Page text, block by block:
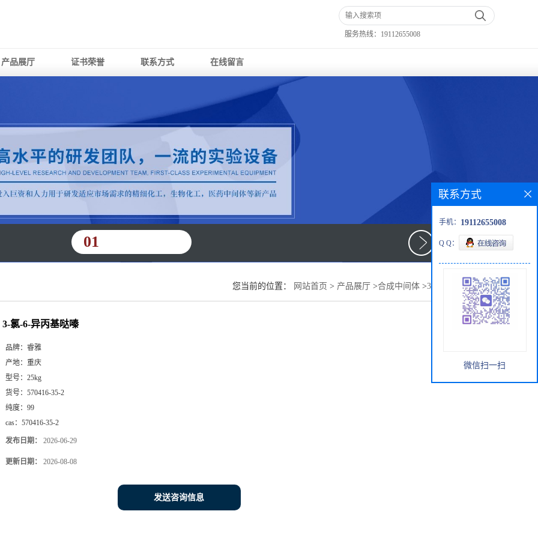
服务热线： 19112655008
产品展厅 证书荣誉 联系方式 在线留言
01
您当前的位置： 网站首页 > 产品展厅 >合成中间体 >3-氯-6-异丙基哒嗪
3-氯-6-异丙基哒嗪
品牌： 睿雅
产地： 重庆
型号： 25kg
货号： 570416-35-2
纯度： 99
cas： 570416-35-2
发布日期： 2026-06-29
更新日期： 2026-08-08
发送咨询信息
联系方式
手机： 19112655008
Q Q：
微信扫一扫